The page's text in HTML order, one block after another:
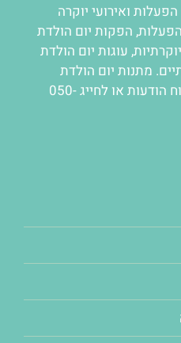
הפעלות ואירועי יוקרה
הפעלות, הפקות יום הולדת
, עוגות יום הולדת
. מתנות יום הולדת
לרכישה. להזמנות ניתן לשלוח הודעות או לחייג 050-